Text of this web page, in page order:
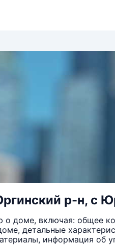
р-н, с
доме, включая: общее
детальные
информация об